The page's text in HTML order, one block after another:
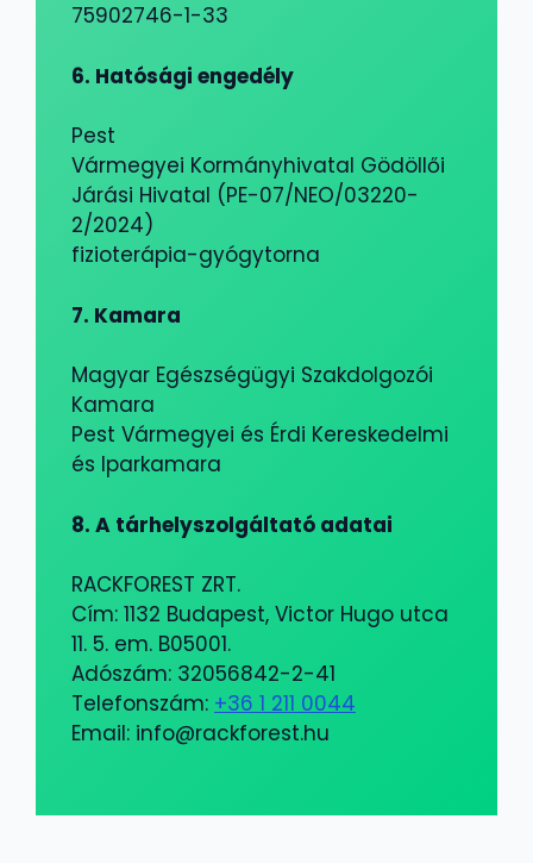
75902746-1-33
6. Hatósági engedély
Pest
Vármegyei Kormányhivatal Gödöllői
Járási Hivatal (PE-07/NEO/03220-
2/2024)
fizioterápia-gyógytorna
7. Kamara
Magyar Egészségügyi Szakdolgozói
Kamara
Pest Vármegyei és Érdi Kereskedelmi
és Iparkamara
8. A tárhelyszolgáltató adatai
RACKFOREST ZRT.
Cím: 1132 Budapest, Victor Hugo utca
11. 5. em. B05001.
Adószám: 32056842-2-41
Telefonszám: +36 1 211 0044
Email: info@rackforest.hu